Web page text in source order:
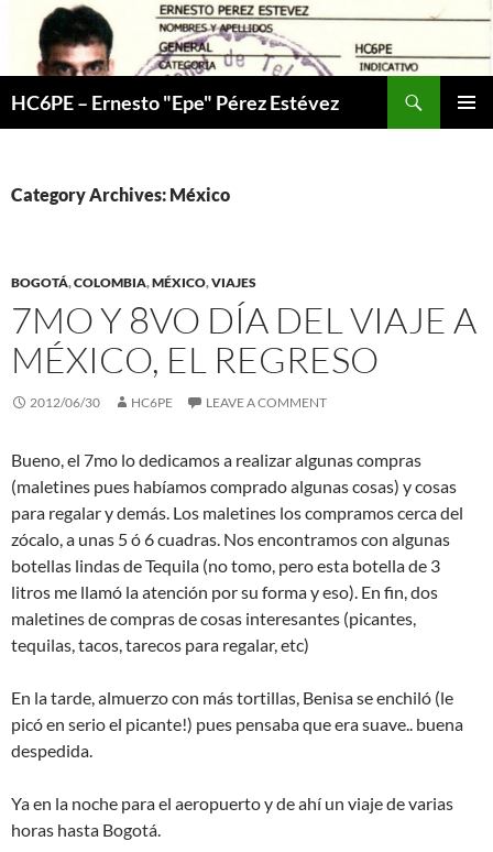
content
HC6PE – Ernesto "Epe" Pérez Estévez
Category Archives: México
BOGOTÁ,COLOMBIA,MÉXICO,VIAJES
7MO Y 8VO DÍA DEL VIAJE A
MÉXICO, EL REGRESO
2012/06/30 HC6PE LEAVE A COMMENT
Bueno, el 7mo lo dedicamos a realizar algunas compras
(maletines pues habíamos comprado algunas cosas) y cosas
para regalar y demás. Los maletines los compramos cerca del
zócalo, a unas 5 ó 6 cuadras. Nos encontramos con algunas
botellas lindas de Tequila (no tomo, pero esta botella de 3
litros me llamó la atención por su forma y eso). En fin, dos
maletines de compras de cosas interesantes (picantes,
tequilas, tacos, tarecos para regalar, etc)
En la tarde, almuerzo con más tortillas, Benisa se enchiló (le
picó en serio el picante!) pues pensaba que era suave.. buena
despedida.
Ya en la noche para el aeropuerto y de ahí un viaje de varias
horas hasta Bogotá.